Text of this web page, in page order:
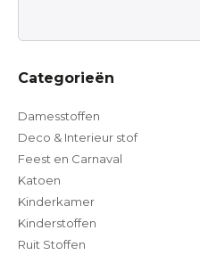
Categorieën
Damesstoffen
Deco & Interieur stof
Feest en Carnaval
Katoen
Kinderkamer
Kinderstoffen
Ruit Stoffen